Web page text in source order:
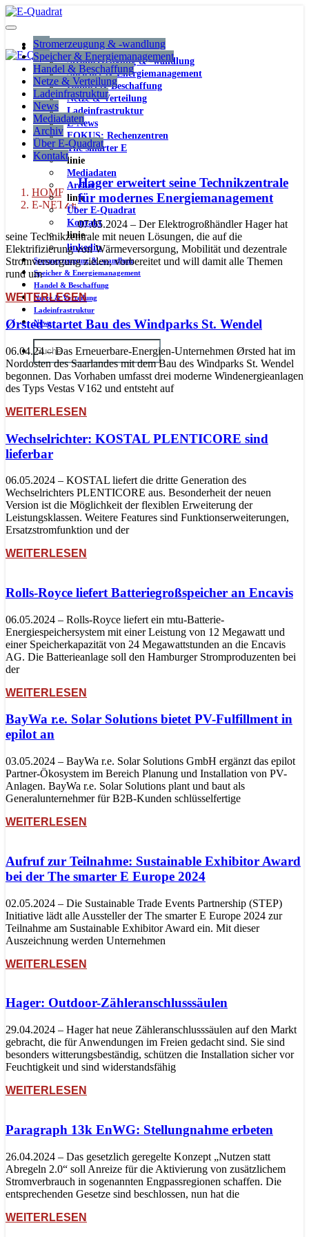
Stromerzeugung & -wandlung
Speicher & Energiemanagement
Handel & Beschaffung
Netze & Verteilung
Ladeinfrastruktur
E-News
FOKUS: Rechenzentren
The smarter E
linie
Mediadaten
Archiv
linie
Über E-Quadrat
Kontakt
linie
linkedin
Stromerzeugung & -wandlung
Speicher & Energiemanagement
Handel & Beschaffung
Netze & Verteilung
Ladeinfrastruktur
News
Stromerzeugung & -wandlung
Speicher & Energiemanagement
Handel & Beschaffung
Netze & Verteilung
Ladeinfrastruktur
News
Mediadaten
Archiv
Über E-Quadrat
Kontakt
HOME
E-NETZE
Hager erweitert seine Technikzentrale
für modernes Energiemanagement
07.05.2024 – Der Elektrogroßhändler Hager hat
seine Technikzentrale mit neuen Lösungen, die auf die
Elektrifizierung von Wärmeversorgung, Mobilität und dezentrale
Stromversorgung zielen, vorbereitet und will damit alle Themen
rund um
WEITERLESEN
Ørsted startet Bau des Windparks St. Wendel
06.04.24 – Das Erneuerbare-Energien-Unternehmen Ørsted hat im
Nordosten des Saarlandes mit dem Bau des Windparks St. Wendel
begonnen. Das Vorhaben umfasst drei moderne Windenergieanlagen
des Typs Vestas V162 und entsteht auf
WEITERLESEN
Wechselrichter: KOSTAL PLENTICORE sind
lieferbar
06.05.2024 – KOSTAL liefert die dritte Generation des
Wechselrichters PLENTICORE aus. Besonderheit der neuen
Version ist die Möglichkeit der flexiblen Erweiterung der
Leistungsklassen. Weitere Features sind Funktionserweiterungen,
Ersatzstromfunktion und der
WEITERLESEN
Rolls-Royce liefert Batteriegroßspeicher an Encavis
06.05.2024 – Rolls-Royce liefert ein mtu-Batterie-
Energiespeichersystem mit einer Leistung von 12 Megawatt und
einer Speicherkapazität von 24 Megawattstunden an die Encavis
AG. Die Batterieanlage soll den Hamburger Stromproduzenten bei
der
WEITERLESEN
BayWa r.e. Solar Solutions bietet PV-Fulfillment in
epilot an
03.05.2024 – BayWa r.e. Solar Solutions GmbH ergänzt das epilot
Partner-Ökosystem im Bereich Planung und Installation von PV-
Anlagen. BayWa r.e. Solar Solutions plant und baut als
Generalunternehmer für B2B-Kunden schlüsselfertige
WEITERLESEN
Aufruf zur Teilnahme: Sustainable Exhibitor Award
bei der The smarter E Europe 2024
02.05.2024 – Die Sustainable Trade Events Partnership (STEP)
Initiative lädt alle Aussteller der The smarter E Europe 2024 zur
Teilnahme am Sustainable Exhibitor Award ein. Mit dieser
Auszeichnung werden Unternehmen
WEITERLESEN
Hager: Outdoor-Zähleranschlusssäulen
29.04.2024 – Hager hat neue Zähleranschlusssäulen auf den Markt
gebracht, die für Anwendungen im Freien gedacht sind. Sie sind
besonders witterungsbeständig, schützen die Installation sicher vor
Feuchtigkeit und sind widerstandsfähig
WEITERLESEN
Paragraph 13k EnWG: Stellungnahme erbeten
26.04.2024 – Das gesetzlich geregelte Konzept „Nutzen statt
Abregeln 2.0“ soll Anreize für die Aktivierung von zusätzlichem
Stromverbrauch in sogenannten Engpassregionen schaffen. Die
entsprechenden Gesetze sind beschlossen, nun hat die
WEITERLESEN